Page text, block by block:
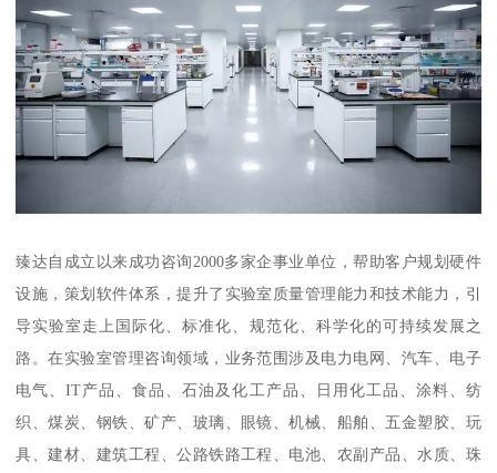
臻达自成立以来成功咨询2000多家企事业单位，帮助客户规划硬件
设施，策划软件体系，提升了实验室质量管理能力和技术能力，引
导实验室走上国际化、标准化、规范化、科学化的可持续发展之
路。在实验室管理咨询领域，业务范围涉及电力电网、汽车、电子
电气、IT产品、食品、石油及化工产品、日用化工品、涂料、纺
织、煤炭、钢铁、矿产、玻璃、眼镜、机械、船舶、五金塑胶、玩
具、建材、建筑工程、公路铁路工程、电池、农副产品、水质、珠